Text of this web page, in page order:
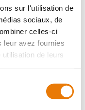
sur l'utilisation de
sociaux, de
celles-ci
leur avez fournies
de leurs
700 000 €HT